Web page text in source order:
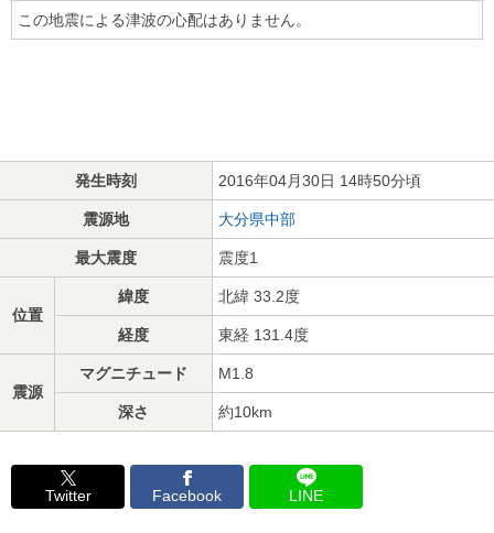
この地震による津波の心配はありません。
発生時刻 2016年04月30日 14時50分頃
震源地 大分県中部
最大震度 震度1
位置
緯度 北緯 33.2度
経度 東経 131.4度
震源
マグニチュード M1.8
深さ 約10km
Twitter Facebook LINE